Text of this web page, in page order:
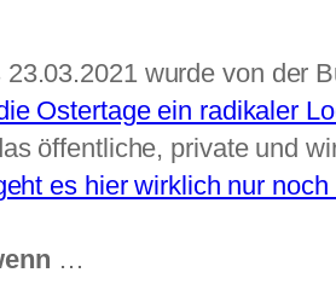
wurde von der
Ostertage ein radikaler
öffentliche, private und
es hier wirklich nur
…